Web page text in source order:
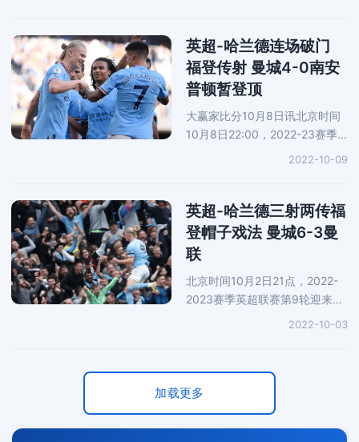
级世界杯八强，1/4决赛对手将
是卫冕
英超-哈兰德连场破门
福登传射 曼城4-0南安
普顿暂登顶
大赢家比分10月8日讯北京时间
10月8日22:00，2022-23赛季
英超联赛第10轮，曼城坐镇伊蒂
功，福登破门，曼城暂2-0南安
普顿。下
2022-10-09
英超-哈兰德三射两传福
登帽子戏法 曼城6-3曼
联
北京时间10月2日21点，2022-
2023赛季英超联赛第9轮迎来引
人瞩目的曼市德比，曼城坐镇主
安任意球直接射门击中立柱弹
出。
2022-10-03
加载更多